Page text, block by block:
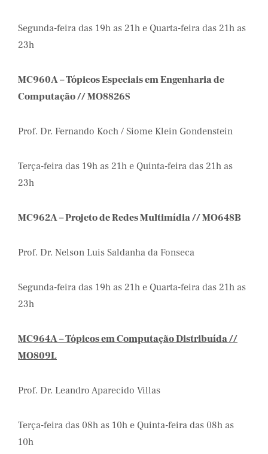
Segunda-feira das 19h as 21h e Quarta-feira das 21h as
23h
MC960A – Tópicos Especiais em Engenharia de
Computação // MO8826S
Prof. Dr. Fernando Koch / Siome Klein Gondenstein
Terça-feira das 19h as 21h e Quinta-feira das 21h as
23h
MC962A – Projeto de Redes Multimídia // MO648B
Prof. Dr. Nelson Luis Saldanha da Fonseca
Segunda-feira das 19h as 21h e Quarta-feira das 21h as
23h
MC964A – Tópicos em Computação Distribuída //
MO809L
Prof. Dr. Leandro Aparecido Villas
Terça-feira das 08h as 10h e Quinta-feira das 08h as
10h